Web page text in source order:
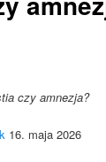
czy amnezja?
16. maja 2026